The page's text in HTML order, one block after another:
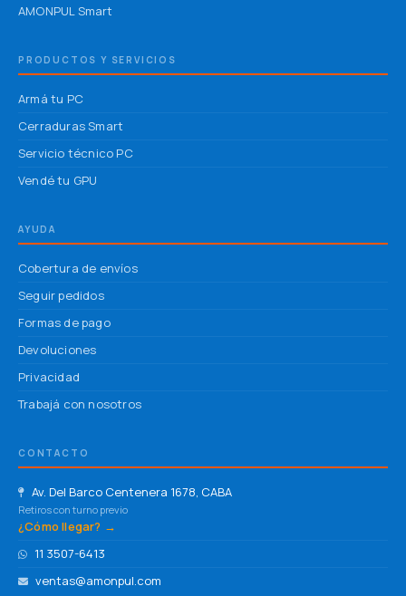
AMONPUL Smart
PRODUCTOS Y SERVICIOS
Armá tu PC
Cerraduras Smart
Servicio técnico PC
Vendé tu GPU
AYUDA
Cobertura de envíos
Seguir pedidos
Formas de pago
Devoluciones
Privacidad
Trabajá con nosotros
CONTACTO
Av. Del Barco Centenera 1678, CABA
Retiros con turno previo
¿Cómo llegar? →
11 3507-6413
ventas@amonpul.com